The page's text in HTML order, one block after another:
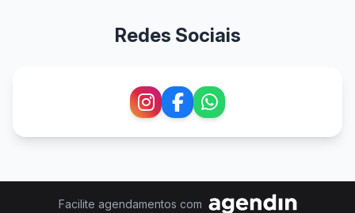
Redes Sociais
Facilite agendamentos com